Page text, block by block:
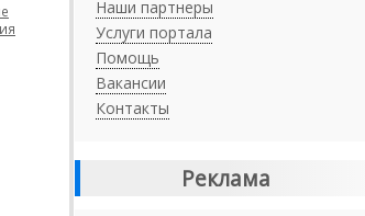
Наши партнеры
Услуги портала
Помощь
Вакансии
Контакты
Реклама